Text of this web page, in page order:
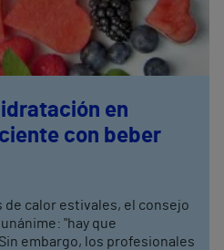
en
con beber
de calor estivales, el consejo
"hay que
embargo, los profesionales